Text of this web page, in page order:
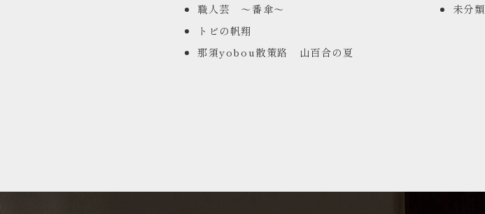
職人芸 ～番傘～
トビの帆翔
那須yobou散策路 山百合の夏
未分類